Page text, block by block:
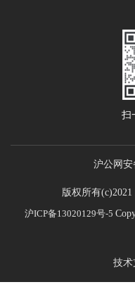
扫
沪公网安
版权所有
沪ICP备13020129号-5
技术